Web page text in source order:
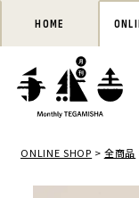
HOME
ONLINE SHOP 全商品